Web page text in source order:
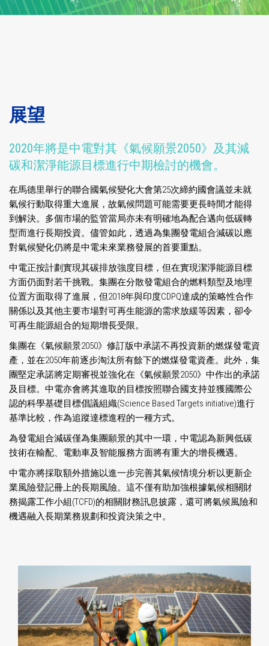
展望
2020年將是中電對其《氣候願景2050》及其減
碳和潔淨能源目標進行中期檢討的機會。
在馬德里舉行的聯合國氣候變化大會第25次締約國會議並未就
氣候行動取得重大進展，故氣候問題可能需要更長時間才能得
到解決。多個市場的監管當局亦未有明確地為配合邁向低碳轉
型而進行長期投資。儘管如此，透過為集團發電組合減碳以應
對氣候變化仍將是中電未來業務發展的首要重點。
中電正按計劃實現其碳排放強度目標，但在實現潔淨能源目標
方面仍面對若干挑戰。集團在分散發電組合的燃料類型及地理
位置方面取得了進展，但2018年與印度CDPQ達成的策略性合作
關係以及其他主要市場對可再生能源的需求放緩等因素，卻令
可再生能源組合的短期增長受限。
集團在《氣候願景2050》修訂版中承諾不再投資新的燃煤發電資
產，並在2050年前逐步淘汰所有餘下的燃煤發電資產。此外，集
團堅定承諾將定期審視並強化在《氣候願景2050》中作出的承諾
及目標。中電亦會將其進取的目標按照聯合國支持並獲國際公
認的科學基礎目標倡議組織(Science Based Targets initiative)進行
基準比較，作為追蹤達標進程的一種方式。
為發電組合減碳僅為集團願景的其中一環，中電認為新興低碳
技術在輸配、電動車及智能服務方面將有重大的增長機遇。
中電亦將採取額外措施以進一步完善其氣候情境分析以更新企
業風險登記冊上的長期風險。這不僅有助加強根據氣候相關財
務揭露工作小組(TCFD)的相關財務訊息披露，還可將氣候風險和
機遇融入長期業務規劃和投資決策之中。